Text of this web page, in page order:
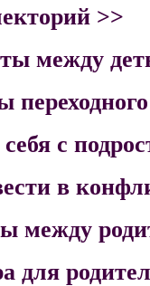
>>
между
переходного
с
в
между
для